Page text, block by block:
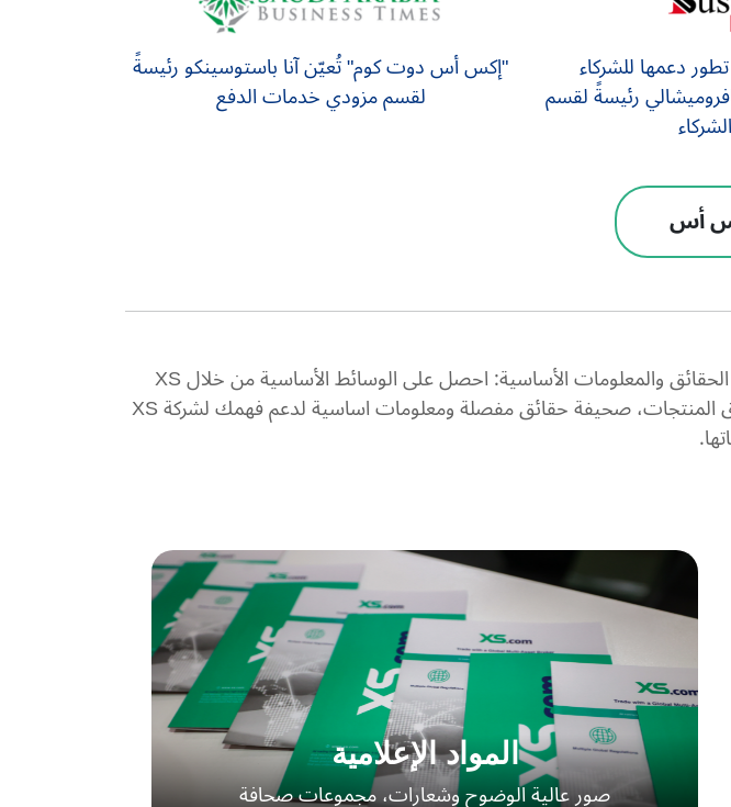
دعمها للشركاء
رئيسةً لقسم
"إكس أس دوت كوم" تُعيّن آنا باستوسينكو رئيسةً
لقسم مزودي خدمات الدفع
أس
مجموعات صحفية لإطلاق المنتجات أو الإعلانات الكبيرة، وحدة الإعلام، وأوراق الحقائق والمعلومات الأساسية: احصل على الوسائط الأساسية من خلال XS
Media Kits. احصل على صور عالية الوضوح، وشعارات، وصفقات صحافة لإطلاق المنتجات، صحيفة حقائق مفصلة ومعلومات اساسية لدعم فهمك لشركة XS
المواد الإعلامية
صور عالية الوضوح وشعارات، مجموعات صحافة